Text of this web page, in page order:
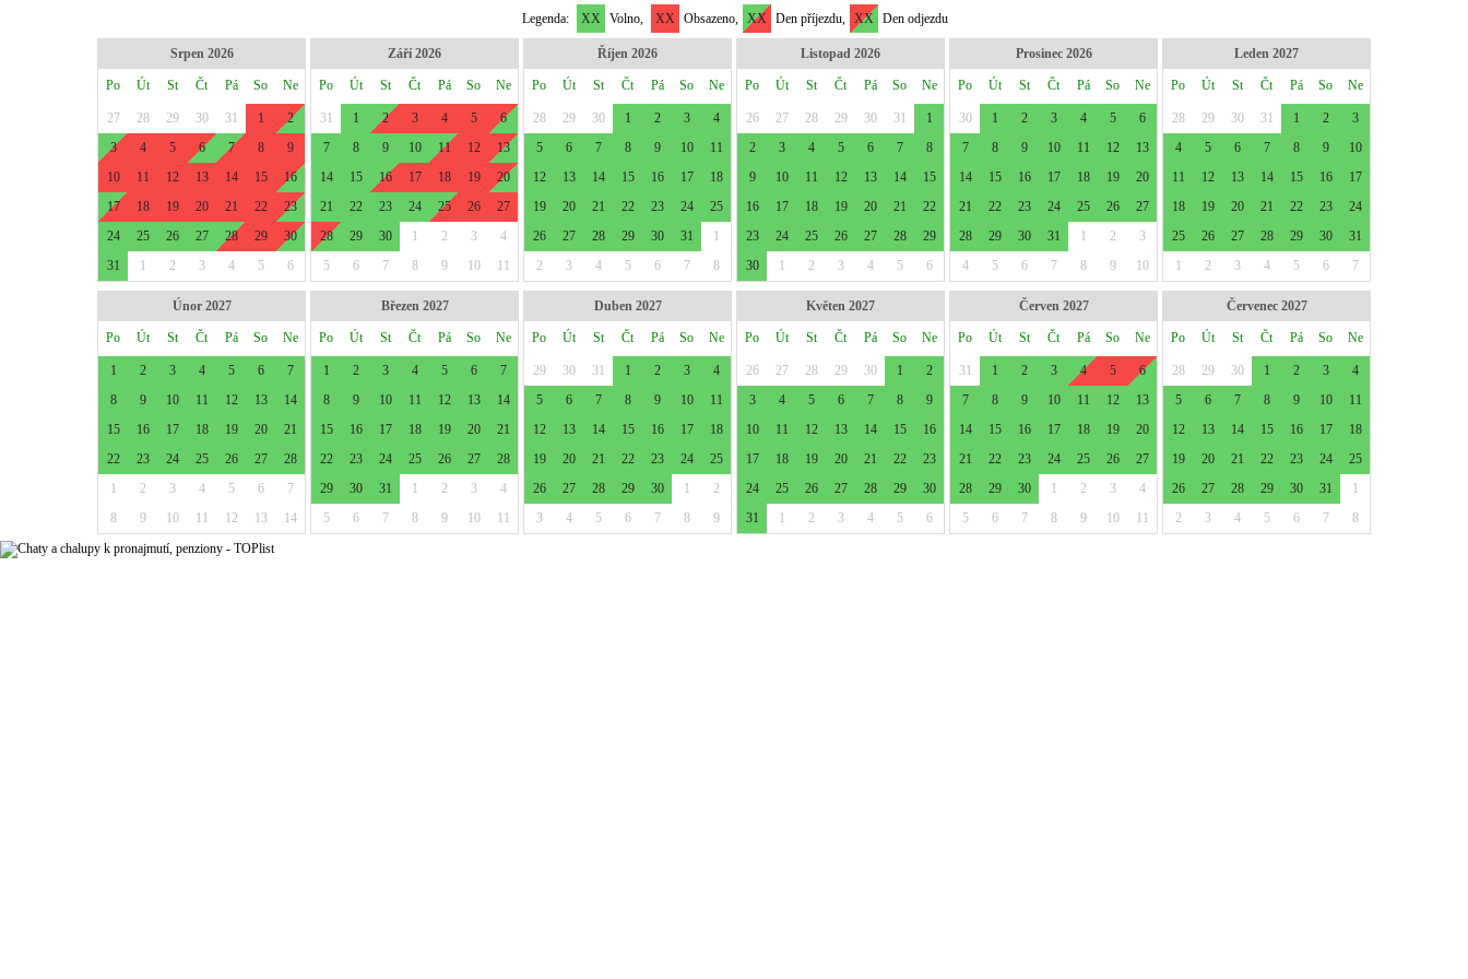
Legenda: XX Volno, XX Obsazeno, XX Den příjezdu, XX Den odjezdu
Srpen 2026
Po Út St Čt Pá So Ne
27 28 29 30 31 1
2
3
4 5 6 7 8
9
10
11 12 13 14 15
16
17
18 19 20 21 22
23
24
25 26 27 28 29
30
31
1 2 3 4 5 6
Září 2026
Po Út St Čt Pá So Ne
31 1 2 3 4 5
6
7
8 9 10 11 12
13
14
15 16 17 18 19
20
21
22 23 24 25 26
27
28
29 30 1 2 3
4
5
6 7 8 9 10 11
Říjen 2026
Po Út St Čt Pá So Ne
28 29 30 1 2 3
4
5
6 7 8 9 10
11
12
13 14 15 16 17
18
19
20 21 22 23 24
25
26
27 28 29 30 31
1
2
3 4 5 6 7 8
Listopad 2026
Po Út St Čt Pá So Ne
26 27 28 29 30 31
1
2
3 4 5 6 7
8
9
10 11 12 13 14
15
16
17 18 19 20 21
22
23
24 25 26 27 28
29
30
1 2 3 4 5 6
Prosinec 2026
Po Út St Čt Pá So Ne
30 1 2 3 4 5
6
7
8 9 10 11 12
13
14
15 16 17 18 19
20
21
22 23 24 25 26
27
28
29 30 31 1 2
3
4
5 6 7 8 9 10
Leden 2027
Po Út St Čt Pá So Ne
28 29 30 31 1 2
3
4
5 6 7 8 9
10
11
12 13 14 15 16
17
18
19 20 21 22 23
24
25
26 27 28 29 30
31
1
2 3 4 5 6 7
Únor 2027
Po Út St Čt Pá So Ne
1 2 3 4 5 6
7
8
9 10 11 12 13
14
15
16 17 18 19 20
21
22
23 24 25 26 27
28
1
2 3 4 5 6
7
8
9 10 11 12 13 14
Březen 2027
Po Út St Čt Pá So Ne
1 2 3 4 5 6
7
8
9 10 11 12 13
14
15
16 17 18 19 20
21
22
23 24 25 26 27
28
29
30 31 1 2 3
4
5
6 7 8 9 10 11
Duben 2027
Po Út St Čt Pá So Ne
29 30 31 1 2 3
4
5
6 7 8 9 10
11
12
13 14 15 16 17
18
19
20 21 22 23 24
25
26
27 28 29 30 1
2
3
4 5 6 7 8 9
Květen 2027
Po Út St Čt Pá So Ne
26 27 28 29 30 1
2
3
4 5 6 7 8
9
10
11 12 13 14 15
16
17
18 19 20 21 22
23
24
25 26 27 28 29
30
31
1 2 3 4 5 6
Červen 2027
Po Út St Čt Pá So Ne
31 1 2 3 4 5
6
7
8 9 10 11 12
13
14
15 16 17 18 19
20
21
22 23 24 25 26
27
28
29 30 1 2 3
4
5
6 7 8 9 10 11
Červenec 2027
Po Út St Čt Pá So Ne
28 29 30 1 2 3
4
5
6 7 8 9 10
11
12
13 14 15 16 17
18
19
20 21 22 23 24
25
26
27 28 29 30 31
1
2
3 4 5 6 7 8